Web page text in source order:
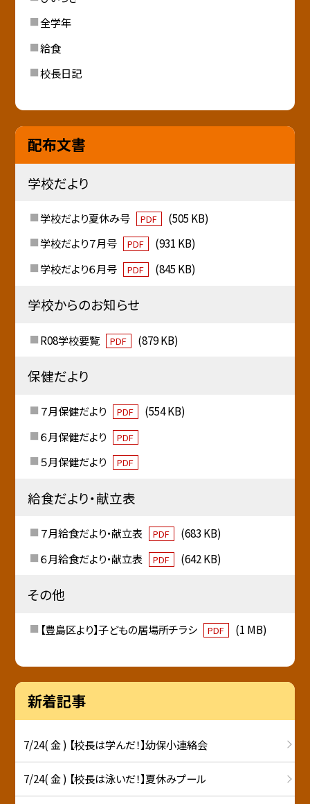
全学年
給食
校長日記
配布文書
学校だより
学校だより夏休み号 PDF
(505 KB)
学校だより７月号
PDF
(931 KB)
学校だより６月号
PDF (845 KB)
学校からのお知らせ
R08学校要覧 PDF (879 KB)
保健だより
７月保健だより PDF
(554 KB)
６月保健だより
PDF
５月保健だより PDF
給食だより・献立表
７月給食だより・献立表 PDF
(683 KB)
６月給食だより・献立表
PDF (642 KB)
その他
【豊島区より】子どもの居場所チラシ PDF (1 MB)
新着記事
7/24( 金 ) 【校長は学んだ！】幼保小連絡会
7/24( 金 ) 【校長は泳いだ！】夏休みプール